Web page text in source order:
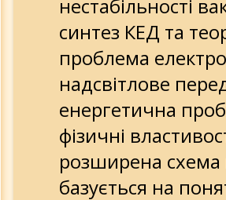
нестабільності
синтез КЕД та
проблема
надсвітлове
енергетична
фізичні
розширена схема
базується на